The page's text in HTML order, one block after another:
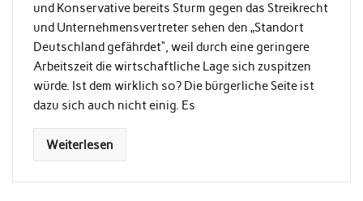
und Konservative bereits Sturm gegen das Streikrecht
und Unternehmensvertreter sehen den „Standort
Deutschland gefährdet“, weil durch eine geringere
Arbeitszeit die wirtschaftliche Lage sich zuspitzen
würde. Ist dem wirklich so? Die bürgerliche Seite ist
dazu sich auch nicht einig. Es
Weiterlesen